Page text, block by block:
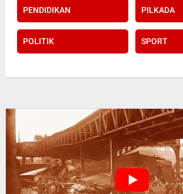
PENDIDIKAN PILKADA
POLITIK SPORT